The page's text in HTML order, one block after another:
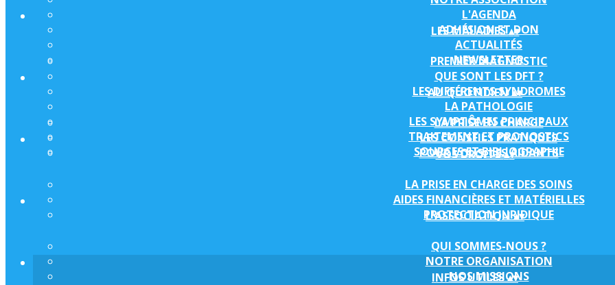
L'AGENDA
ADHÉSION ET DON
ACTUALITÉS
NEWSLETTER
LES MALADIES▴▾
PREMIER DIAGNOSTIC
QUE SONT LES DFT ?
LES DIFFÉRENTS SYNDROMES
LA PATHOLOGIE
LES SYMPTÔMES PRINCIPAUX
TRAITEMENT ET PRONOSTICS
SOURCES ET BIBLIOGRAPHIE
AU QUOTIDIEN▴▾
LA PRISE EN CHARGE
LES CONSEILS PRATIQUES
POUR VOUS, LES AIDANTS
VOS DROITS▴▾
LA PRISE EN CHARGE DES SOINS
AIDES FINANCIÈRES ET MATÉRIELLES
PROTECTION JURIDIQUE
L'ASSOCIATION▴▾
QUI SOMMES-NOUS ?
NOTRE ORGANISATION
NOS MISSIONS
INFOS UTILES▴▾